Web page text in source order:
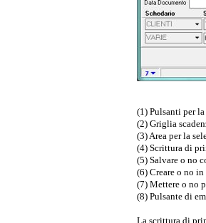
(1) Pulsanti per
(2) Griglia
(3) Area per la
(4) Scrittura di
(5) Salvare o no
(6) Creare o no
(7) Mettere o no
(8) Pulsante di
La scrittura di